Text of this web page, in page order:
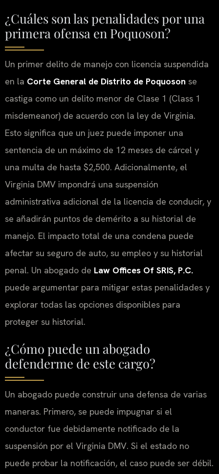
¿Cuáles son las penalidades por una
primera ofensa en Poquoson?
Un primer delito de manejo con licencia suspendida
en la Corte General de Distrito de Poquoson se
castiga como un delito menor de Clase 1 (Class 1
misdemeanor) de acuerdo con la ley de Virginia.
Esto significa que un juez puede imponer una
sentencia de un máximo de 12 meses de cárcel y
una multa de hasta $2,500. Adicionalmente, el
Virginia DMV impondrá una suspensión
administrativa adicional de la licencia de conducir, y
se añadirán puntos de demérito a su historial de
manejo. El impacto total de una condena puede
afectar su seguro de auto, su empleo y su historial
penal. Un abogado de Law Offices Of SRIS, P.C.
puede argumentar para mitigar estas penalidades y
explorar todas las opciones disponibles para
proteger su historial.
¿Cómo puede un abogado
defenderme de este cargo?
Un abogado puede construir una defensa de varias
maneras. Primero, se puede impugnar si el
conductor fue debidamente notificado de la
suspensión por el Virginia DMV. Si el estado no
puede probar la notificación, el caso puede ser débil.